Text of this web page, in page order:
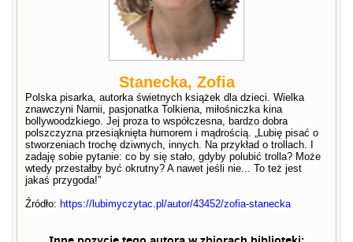
Stanecka, Zofia
Polska pisarka, autorka świetnych książek dla dzieci. Wielka
znawczyni Narnii, pasjonatka Tolkiena, miłośniczka kina
bollywoodzkiego. Jej proza to współczesna, bardzo dobra
polszczyzna przesiąknięta humorem i mądrością. „Lubię pisać o
stworzeniach trochę dziwnych, innych. Na przykład o trollach. I
zadaję sobie pytanie: co by się stało, gdyby polubić trolla? Może
wtedy przestałby być okrutny? A nawet jeśli nie... To też jest
jakaś przygoda!”
Źródło:https://lubimyczytac.pl/autor/43452/zofia-stanecka